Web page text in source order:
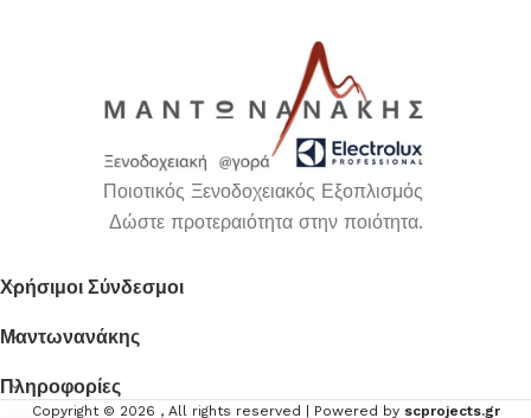
Ποιοτικός Ξενοδοχειακός Εξοπλισμός
Δώστε προτεραιότητα στην ποιότητα.
Χρήσιμοι Σύνδεσμοι
Μαντωνανάκης
Πληροφορίες
Copyright © 2026 , All rights reserved | Powered by scprojects.gr